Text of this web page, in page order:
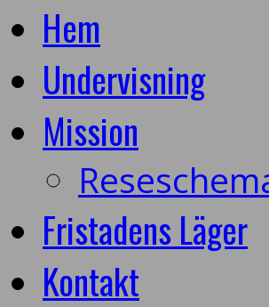
Hem
Undervisning
Mission
Fristadens Läger
Kontakt